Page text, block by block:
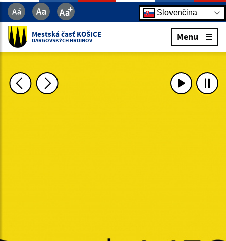
Slovenčina
Mestská časť KOŠICE
DARGOVSKÝCH HRDINOV Menu